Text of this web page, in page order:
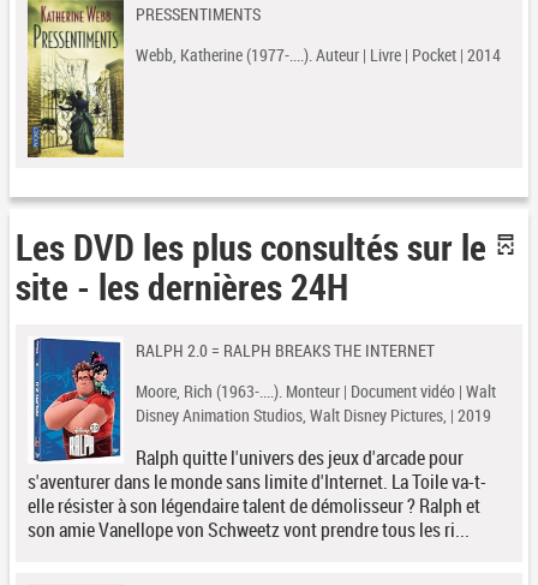
PRESSENTIMENTS
Webb, Katherine (1977-....). Auteur | Livre | Pocket | 2014
Les DVD les plus consultés sur le
site - les dernières 24H
RALPH 2.0 = RALPH BREAKS THE INTERNET
Moore, Rich (1963-....). Monteur | Document vidéo | Walt
Disney Animation Studios, Walt Disney Pictures, | 2019
Ralph quitte l'univers des jeux d'arcade pour
s'aventurer dans le monde sans limite d'Internet. La Toile va-t-
elle résister à son légendaire talent de démolisseur ? Ralph et
son amie Vanellope von Schweetz vont prendre tous les ri...